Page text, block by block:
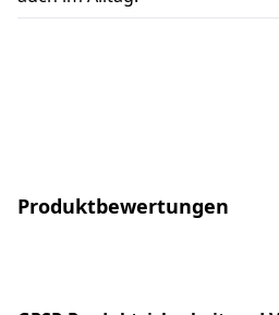
Produktbewertungen